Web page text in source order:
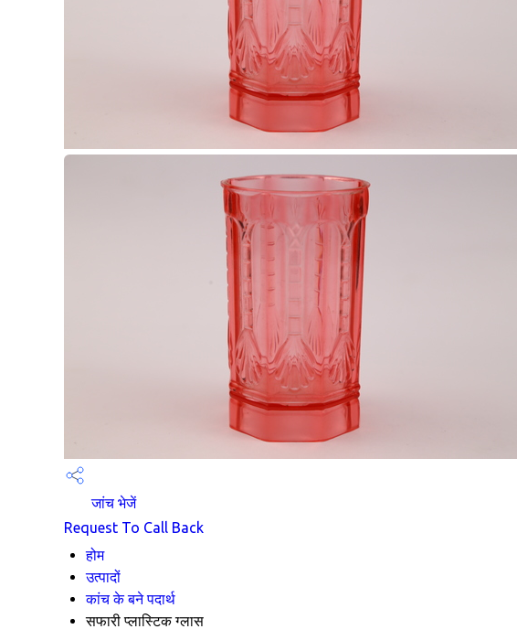
जांच भेजें
Request To Call Back
होम
उत्पादों
कांच के बने पदार्थ
सफारी प्लास्टिक ग्लास